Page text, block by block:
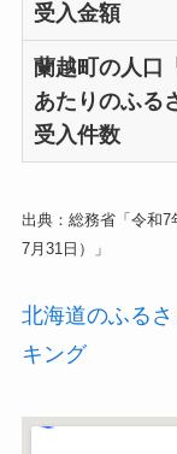
受入金額
蘭越町の人口
あたりのふる
受入件数
出典：総務省「令和7
7月31日）」
北海道のふる
キング